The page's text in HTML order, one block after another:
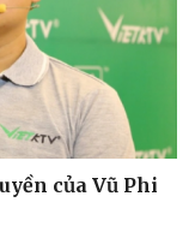
của Vũ Phi